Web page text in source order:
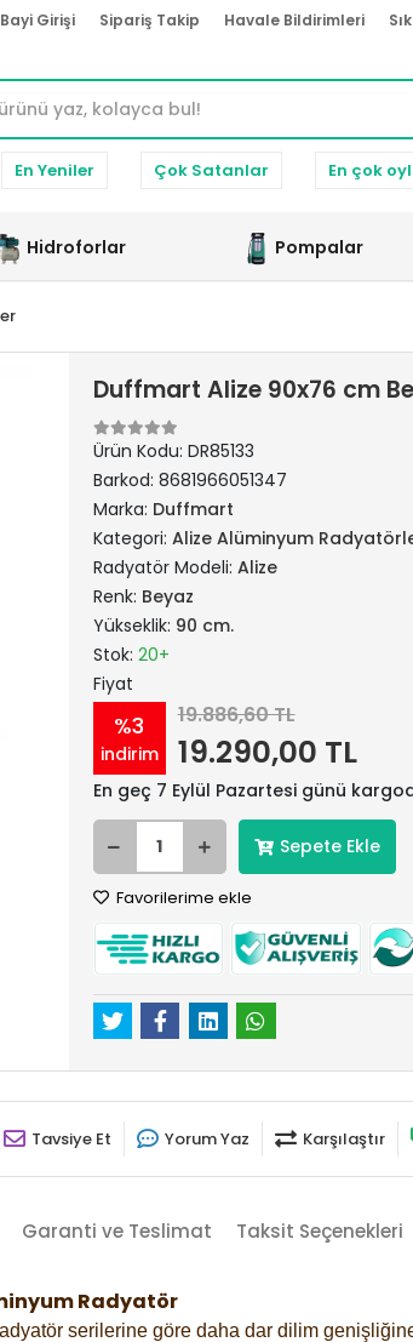
Bayi Girişi Sipariş Takip Havale Bildirimleri
En Yeniler Çok Satanlar En çok
Hidroforlar Pompalar
Duffmart Alize 90x76 cm
Ürün Kodu: DR85133
Barkod: 8681966051347
Marka: Duffmart
Kategori: Alize Alüminyum
Radyatör Modeli: Alize
Renk: Beyaz
Yükseklik: 90 cm.
Stok: 20+
Fiyat
%3
indirim
19.886,60 TL
19.290,00 TL
En geç 7 Eylül Pazartesi günü
Sepete Ekle
Favorilerime ekle
Tavsiye Et Yorum Yaz Karşılaştır
Garanti ve Teslimat Taksit Seçenekleri
Radyatör
serilerine göre daha dar dilim